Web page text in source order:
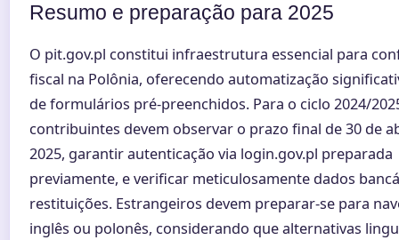
Resumo e preparação para 2025
O pit.gov.pl constitui infraestrutura essencial para
fiscal na Polônia, oferecendo automatização
de formulários pré-preenchidos. Para o ciclo 2024/
contribuintes devem observar o prazo final de 30 de
2025, garantir autenticação via login.gov.pl preparada
previamente, e verificar meticulosamente dados
restituições. Estrangeiros devem preparar-se para
inglês ou polonês, considerando que alternativas